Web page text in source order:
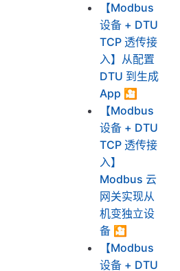
【Modbus
设备 + DTU
TCP 透传接
入】从配置
DTU 到生成
App 🎦
【Modbus
设备 + DTU
TCP 透传接
入】
Modbus 云
网关实现从
机变独立设
备 🎦
【Modbus
设备 + DTU